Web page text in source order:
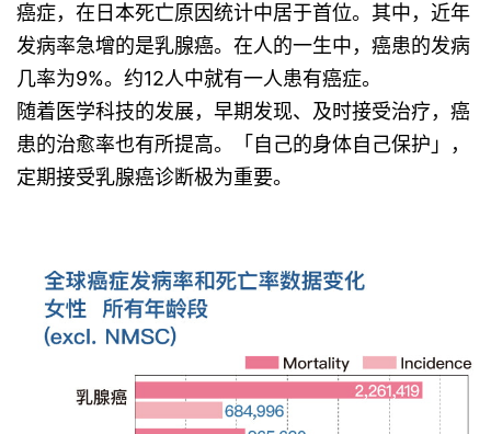
癌症，在日本死亡原因统计中居于首位。其中，近年
发病率急增的是乳腺癌。在人的一生中，癌患的发病
几率为9%。约12人中就有一人患有癌症。
随着医学科技的发展，早期发现、及时接受治疗，癌
患的治愈率也有所提高。「自己的身体自己保护」，
定期接受乳腺癌诊断极为重要。